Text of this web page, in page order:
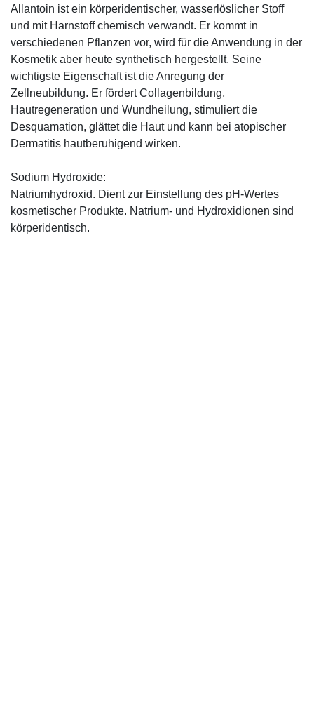
Allantoin ist ein körperidentischer, wasserlöslicher Stoff
und mit Harnstoff chemisch verwandt. Er kommt in
verschiedenen Pflanzen vor, wird für die Anwendung in der
Kosmetik aber heute synthetisch hergestellt. Seine
wichtigste Eigenschaft ist die Anregung der
Zellneubildung. Er fördert Collagenbildung,
Hautregeneration und Wundheilung, stimuliert die
Desquamation, glättet die Haut und kann bei atopischer
Dermatitis hautberuhigend wirken.
Sodium Hydroxide:
Natriumhydroxid. Dient zur Einstellung des pH-Wertes
kosmetischer Produkte. Natrium- und Hydroxidionen sind
körperidentisch.